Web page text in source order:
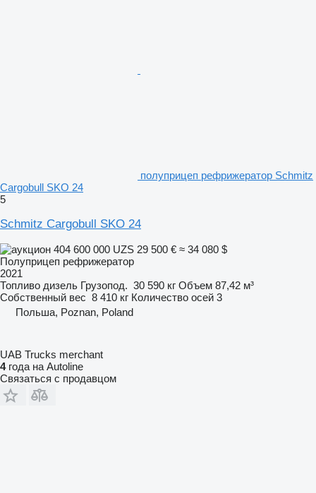
полуприцеп рефрижератор Schmitz
Cargobull SKO 24
5
Schmitz Cargobull SKO 24
404 600 000 UZS 29 500 € ≈ 34 080 $
Полуприцеп рефрижератор
2021
Топливо дизель Грузопод. 30 590 кг Объем 87,42 м³
Собственный вес 8 410 кг Количество осей 3
Польша, Poznan, Poland
UAB Trucks merchant
4года на Autoline
Связаться с продавцом